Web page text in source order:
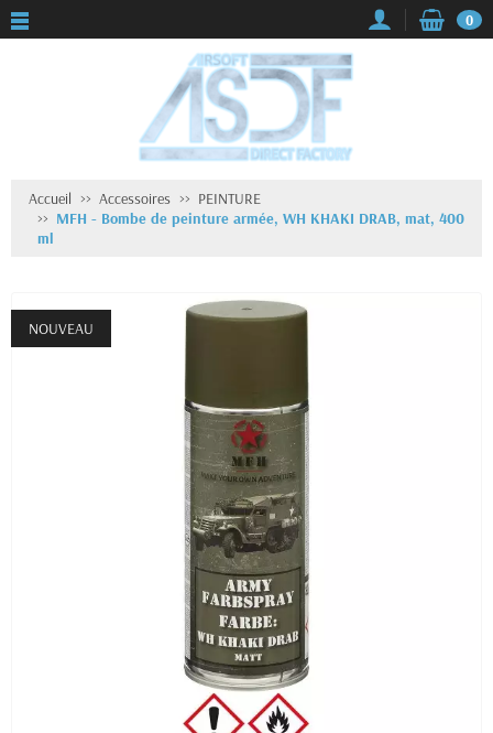
0
Accueil Accessoires
PEINTURE
MFH - Bombe de peinture armée, WH KHAKI DRAB, mat, 400
ml
NOUVEAU